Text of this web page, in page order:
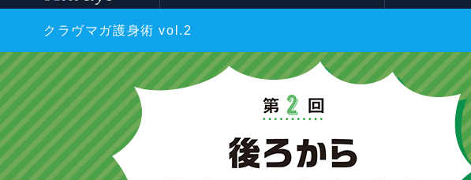
クラヴマガ護身術 vol.2